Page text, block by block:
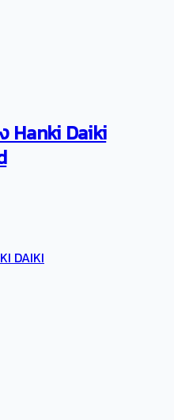
Hanki Daiki